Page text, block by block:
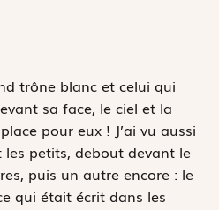
trône blanc et celui qui
sa face, le ciel et la
pour eux ! J’ai vu aussi
petits, debout devant le
puis un autre encore : le
qui était écrit dans les